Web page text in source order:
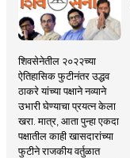
शिवसेनेतील २०२२च्या
ऐतिहासिक फुटीनंतर उद्धव
ठाकरे यांच्या पक्षाने नव्याने
उभारी घेण्याचा प्रयत्न केला
खरा. मात्र, आता पुन्हा एकदा
पक्षातील काही खासदारांच्या
फुटीने राजकीय वर्तुळात